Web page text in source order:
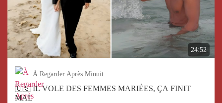
24:52
À Regarder Après Minuit
🇺🇸 IL VOLE DES FEMMES MARIÉES, ÇA FINIT
MAL